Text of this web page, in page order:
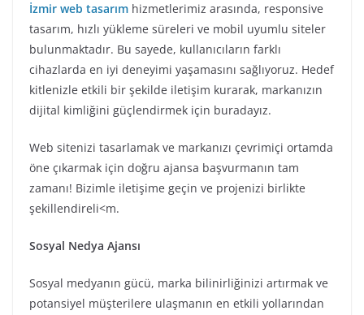
İzmir web tasarım hizmetlerimiz arasında, responsive
tasarım, hızlı yükleme süreleri ve mobil uyumlu siteler
bulunmaktadır. Bu sayede, kullanıcıların farklı
cihazlarda en iyi deneyimi yaşamasını sağlıyoruz. Hedef
kitlenizle etkili bir şekilde iletişim kurarak, markanızın
dijital kimliğini güçlendirmek için buradayız.
Web sitenizi tasarlamak ve markanızı çevrimiçi ortamda
öne çıkarmak için doğru ajansa başvurmanın tam
zamanı! Bizimle iletişime geçin ve projenizi birlikte
şekillendireli<m.
Sosyal Nedya Ajansı
Sosyal medyanın gücü, marka bilinirliğinizi artırmak ve
potansiyel müşterilere ulaşmanın en etkili yollarından